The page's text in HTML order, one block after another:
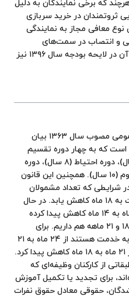
که برخی نمایندگان به دلیل
ثروتمندان در خرید سربازی
نوع معافی مجاز به نمایندگی
و انتصاب در سمت‌های
مدیریتی نیستند. تبصره مربوط به آن در لایحه بودجه سال ۱۳۹۶ نیز
ماده چهارم قانون خدمت وظیفه عمومی مصوب سال ۱۳۶۳ بیان
سربازی در ایران ۳۰ سال است که به چهار دوره تقسیم
می‌شود. خدمت دوره ضرورت (۲ سال)، دوره احتیاط (۸ سال)، دوره
ذخیره اول (۱۰ سال) و دوره ذخیره دوم (۱۰ سال). همچنین این قانون
شرایطی که تعداد مشمولان
مازاد بر نیاز باشد، طول دوره ضرورت به ۱۸ ماه کاهش یابد. در حال
حاضر حداقل خدمت سربازی از ۱۷ ماه به ۱۴ ماه کاهش پیدا کرده
است. البته ما هم‌اکنون خدمت ۱۵، ۱۸ و ۲۱ ماهه هم داریم. برای
کسانی که در مناطق عادی مشغول به خدمت هستند از ۲۴ ماه به ۲۱
ماه خدمت سربازان غیر بومی هم از ۲۱ ماه به ۱۸ ماه کاهش پیدا کرد.
از کارکنان وظیفه‌ای که
برای تجدید یا تکمیل آموزش
شدگان، حقوقی معادل حقوق نفرات